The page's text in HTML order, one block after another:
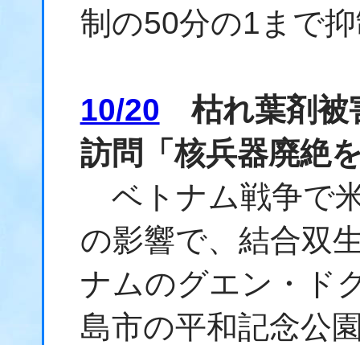
制の50分の1まで
10/20 枯れ葉剤被
訪問「核兵器廃絶
ベトナム戦争で
の影響で、結合双
ナムのグエン・ド
島市の平和記念公